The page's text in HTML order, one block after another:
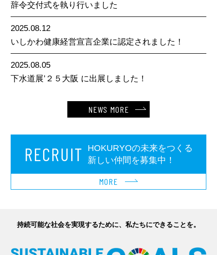
辞令交付式を執り行いました
2025.08.12
いしかわ健康経営宣言企業に認定されました！
2025.08.05
下水道展’２５大阪 に出展しました！
RECRUIT
HOKURYOの未来をつくる
新しい仲間を募集中！
MORE
NEWS MORE
持続可能な社会を実現するために、私たちにできることを。